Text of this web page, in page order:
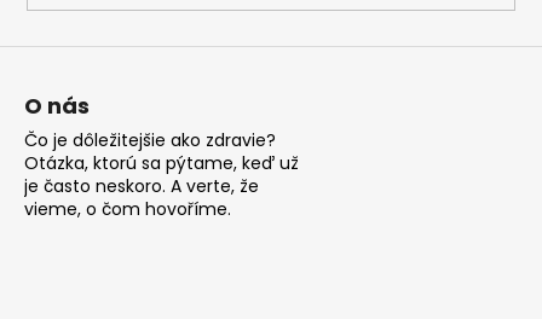
O nás
Čo je dôležitejšie ako zdravie?
Otázka, ktorú sa pýtame, keď už
je často neskoro. A verte, že
vieme, o čom hovoříme.